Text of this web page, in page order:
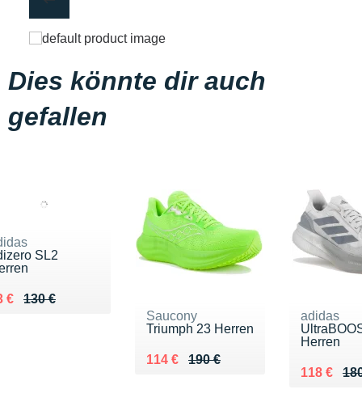
Dies könnte dir auch
gefallen
SL2
130 €
lieu de 130 €
€
93 €
Saucony
Triumph 23 Herren
190 €
Au lieu de 190 €
114 €
Vendu 114 €
adidas
Herren
Au lieu
118 €
Vendu